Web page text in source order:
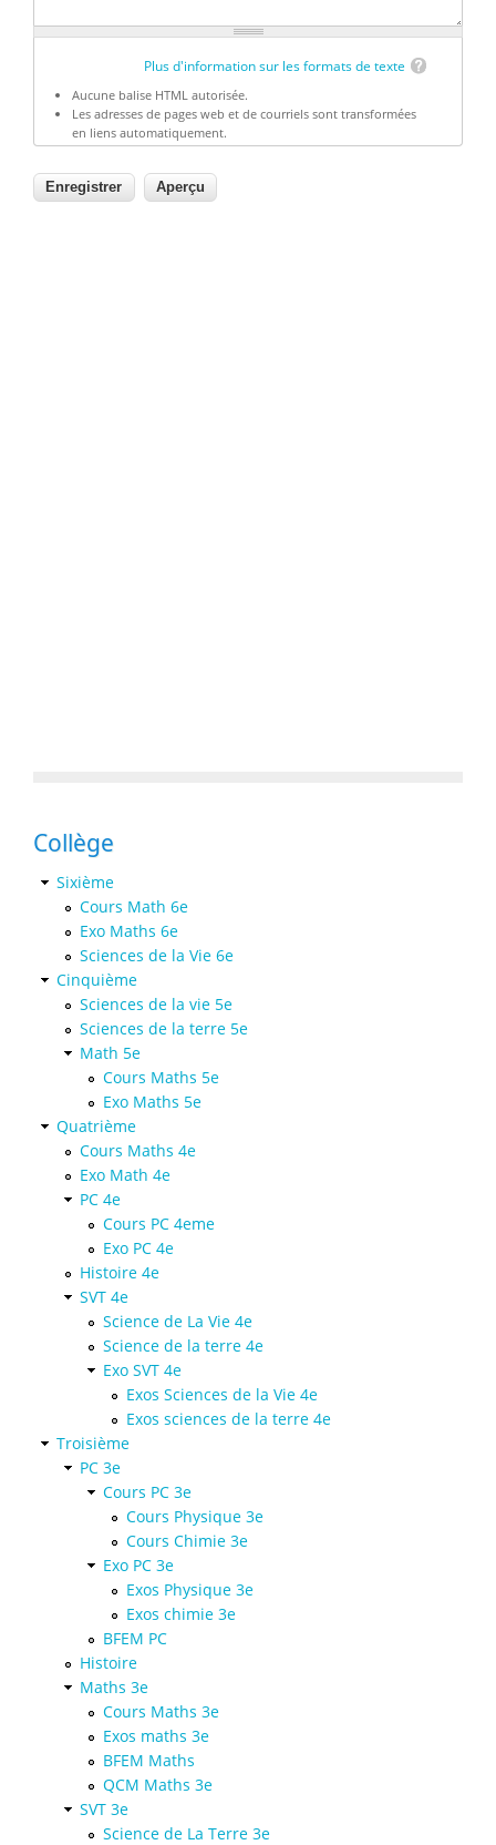
Plus d'information sur les formats de texte
Aucune balise HTML autorisée.
Les adresses de pages web et de courriels sont transformées
en liens automatiquement.
Collège
Sixième
Cours Math 6e
Exo Maths 6e
Sciences de la Vie 6e
Cinquième
Sciences de la vie 5e
Sciences de la terre 5e
Math 5e
Cours Maths 5e
Exo Maths 5e
Quatrième
Cours Maths 4e
Exo Math 4e
PC 4e
Cours PC 4eme
Exo PC 4e
Histoire 4e
SVT 4e
Science de La Vie 4e
Science de la terre 4e
Exo SVT 4e
Exos Sciences de la Vie 4e
Exos sciences de la terre 4e
Troisième
PC 3e
Cours PC 3e
Cours Physique 3e
Cours Chimie 3e
Exo PC 3e
Exos Physique 3e
Exos chimie 3e
BFEM PC
Histoire
Maths 3e
Cours Maths 3e
Exos maths 3e
BFEM Maths
QCM Maths 3e
SVT 3e
Science de La Terre 3e